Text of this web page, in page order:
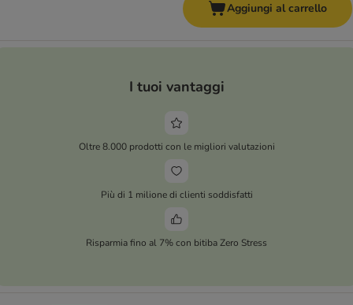
Aggiungi al carrello
I tuoi vantaggi
Oltre 8.000 prodotti con le migliori valutazioni
Più di 1 milione di clienti soddisfatti
Risparmia fino al 7% con bitiba Zero Stress